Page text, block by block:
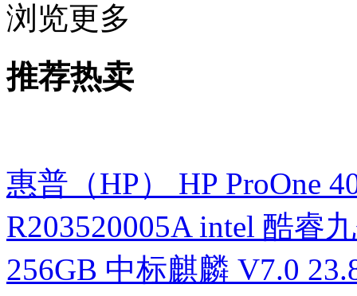
浏览更多
推荐热卖
惠普（HP） HP ProOne
R203520005A intel 酷睿
256GB 中标麒麟 V7.0